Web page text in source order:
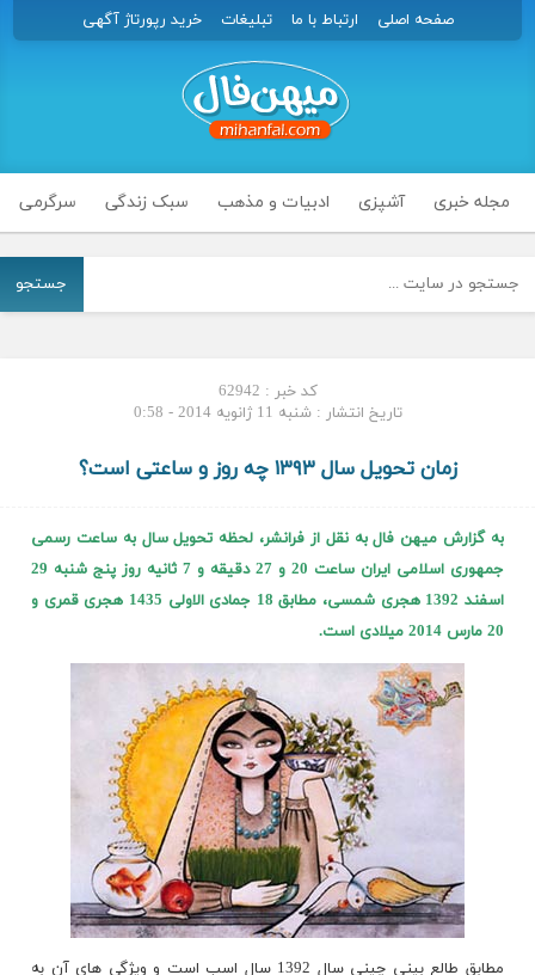
صفحه اصلی ارتباط با ما تبلیغات خرید رپورتاژ آگهی
مجله خبری آشپزی ادبیات و مذهب سبک زندگی سرگرمی
جستجو
کد خبر : 62942
تاریخ انتشار : شنبه 11 ژانویه 2014 - 0:58
زمان تحویل سال ۱۳۹۳ چه روز و ساعتی است؟
به گزارش میهن فال به نقل از فرانشر، لحظه تحویل سال به ساعت رسمی
جمهوری اسلامی ایران ساعت 20 و 27 دقیقه و 7 ثانیه روز پنج شنبه 29
اسفند 1392 هجری شمسی، مطابق 18 جمادی الاولی 1435 هجری قمری و
20 مارس 2014 میلادی است.
مطابق طالع بینی چینی سال 1392 سال اسب است و ویژگی های آن به